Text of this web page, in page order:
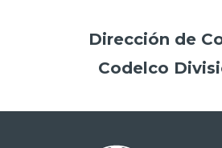
Dirección de
Codelco